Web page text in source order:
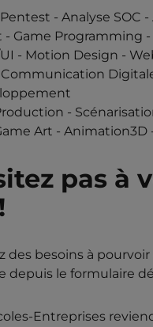
- Analyse SOC
Programming -
- Motion Design -
Communication
-
Art - Animation3D
pas à
des besoins à pourvoir
depuis le formulaire
Entreprises